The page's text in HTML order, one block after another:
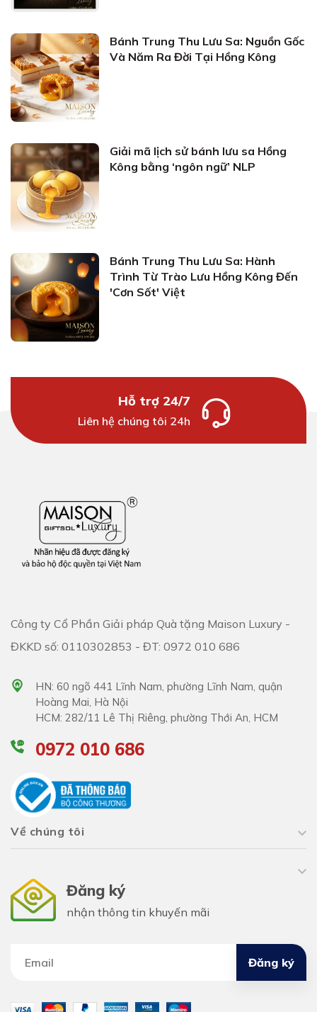
Bánh Trung Thu Lưu Sa: Nguồn Gốc
Và Năm Ra Đời Tại Hồng Kông
Giải mã lịch sử bánh lưu sa Hồng
Kông bằng ‘ngôn ngữ’ NLP
Bánh Trung Thu Lưu Sa: Hành
Trình Từ Trào Lưu Hồng Kông Đến
'Cơn Sốt' Việt
Hỗ trợ 24/7
Liên hệ chúng tôi 24h
Công ty Cổ Phần Giải pháp Quà tặng Maison Luxury -
ĐKKD số: 0110302853 - ĐT: 0972 010 686
HN: 60 ngõ 441 Lĩnh Nam, phường Lĩnh Nam, quận
Hoàng Mai, Hà Nội
HCM: 282/11 Lê Thị Riêng, phường Thới An, HCM
0972 010 686
Về chúng tôi
Đăng ký
nhận thông tin khuyến mãi
Đăng ký